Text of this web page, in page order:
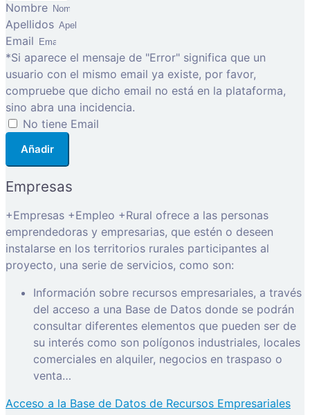
Nombre
Apellidos
Email
*Si aparece el mensaje de "Error" significa que un
usuario con el mismo email ya existe, por favor,
compruebe que dicho email no está en la plataforma,
sino abra una incidencia.
No tiene Email
Añadir
Empresas
+Empresas +Empleo +Rural ofrece a las personas
emprendedoras y empresarias, que estén o deseen
instalarse en los territorios rurales participantes al
proyecto, una serie de servicios, como son:
Información sobre recursos empresariales, a través
del acceso a una Base de Datos donde se podrán
consultar diferentes elementos que pueden ser de
su interés como son polígonos industriales, locales
comerciales en alquiler, negocios en traspaso o
venta…
Acceso a la Base de Datos de Recursos Empresariales